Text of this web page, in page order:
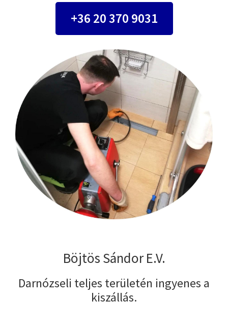
+36 20 370 9031
Böjtös Sándor E.V.
Darnózseli teljes területén ingyenes a
kiszállás.